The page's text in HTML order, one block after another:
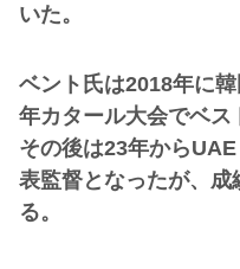
いた。
ベント氏は2018年に
年カタール大会でベス
その後は23年から
表監督となったが、
る。